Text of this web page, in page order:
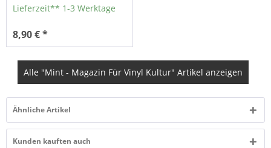
Lieferzeit** 1-3 Werktage
8,90 € *
Alle "Mint - Magazin Für Vinyl Kultur" Artikel anzeigen
Ähnliche Artikel
Kunden kauften auch